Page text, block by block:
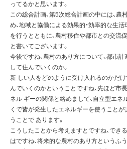
ってるかと思います。
この総合計画、第5次総合計画の中には、農
め、地域と協働による効果的・効率的な生
を行うとともに、農村移住や都市との交流
と書いてございます。
今後ですね、農村のあり方について、都市
して住んでいくのか。
新 しい人をどのように受け入れるのかだ
んでいくのかということですね、先ほど市
ネル ギーの関係と絡めまして、自立型エネ
くで皆が発生したエネルギーを使うこと
うことで あります。
こうしたことから考えますとですね、でき
はですね、将来的な農村のあり方というふ